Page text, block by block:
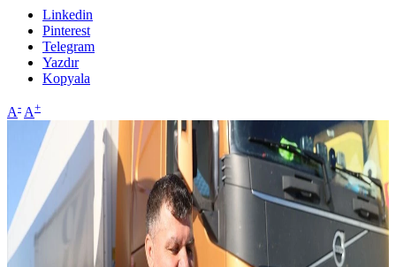
Linkedin
Pinterest
Telegram
Yazdır
Kopyala
A- A+